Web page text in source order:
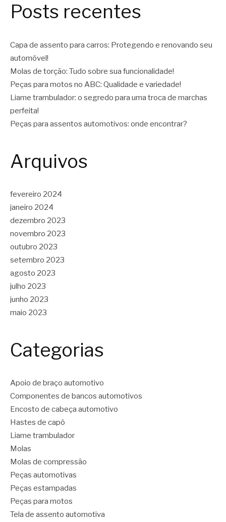
Posts recentes
Capa de assento para carros: Protegendo e renovando seu
automóvel!
Molas de torção: Tudo sobre sua funcionalidade!
Peças para motos no ABC: Qualidade e variedade!
Liame trambulador: o segredo para uma troca de marchas
perfeita!
Peças para assentos automotivos: onde encontrar?
Arquivos
fevereiro 2024
janeiro 2024
dezembro 2023
novembro 2023
outubro 2023
setembro 2023
agosto 2023
julho 2023
junho 2023
maio 2023
Categorias
Apoio de braço automotivo
Componentes de bancos automotivos
Encosto de cabeça automotivo
Hastes de capô
Liame trambulador
Molas
Molas de compressão
Peças automotivas
Peças estampadas
Peças para motos
Tela de assento automotiva